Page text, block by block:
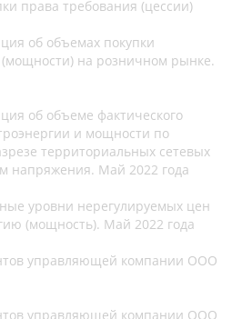
права требования (цессии)
об объемах покупки
(мощности) на розничном рынке.
об объеме фактического
и мощности по
территориальных сетевых
напряжения. Май 2022 года
уровни нерегулируемых цен
(мощность). Май 2022 года
управляющей компании ООО
управляющей компании ООО